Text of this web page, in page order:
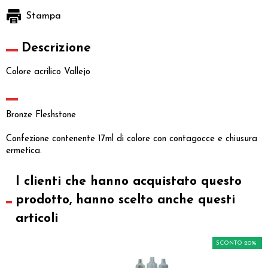
Stampa
Descrizione
Colore acrilico Vallejo
Bronze Fleshstone
Confezione contenente 17ml di colore con contagocce e chiusura
ermetica.
I clienti che hanno acquistato questo
prodotto, hanno scelto anche questi
articoli
SCONTO 20%